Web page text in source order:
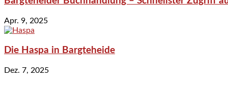
Apr. 9, 2025
Die Haspa in Bargteheide
Dez. 7, 2025